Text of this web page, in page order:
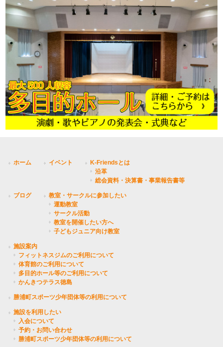
ホーム イベント
K-Friendsとは
沿革
総会資料・決算書・事業報告書等
ブログ
教室・サークルに参加したい
運動教室
サークル活動
教室を開催したい方へ
子どもジュニア向け教室
施設案内
フィットネスジムのご利用について
体育館のご利用について
多目的ホール等のご利用について
かんきつテラス徳島
勝浦町スポーツ少年団体等の利用について
施設を利用したい
入会について
予約・お問い合わせ
勝浦町スポーツ少年団体等の利用について